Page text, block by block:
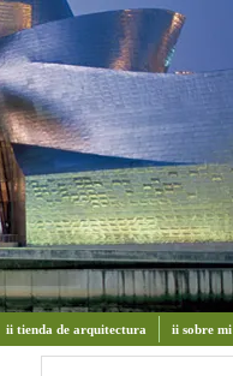
ii tienda de arquitectura ii sobre mi